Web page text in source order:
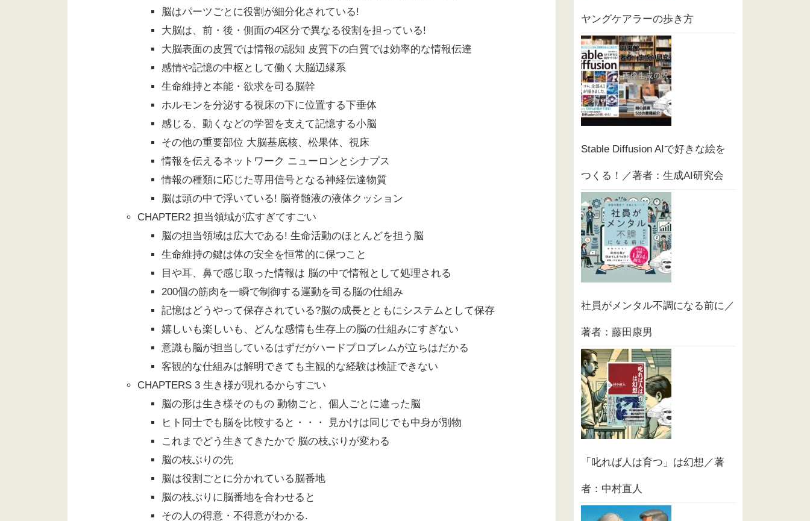
脳はパーツごとに役割が細分化されている!
大脳は、前・後・側面の4区分で異なる役割を担っている!
大脳表面の皮質では情報の認知 皮質下の白質では効率的な情報伝達
感情や記憶の中枢として働く大脳辺縁系
生命維持と本能・欲求を司る脳幹
ホルモンを分泌する視床の下に位置する下垂体
感じる、動くなどの学習を支えて記憶する小脳
その他の重要部位 大脳基底核、松果体、視床
情報を伝えるネットワーク ニューロンとシナプス
情報の種類に応じた専用信号となる神経伝達物質
脳は頭の中で浮いている! 脳脊髄液の液体クッション
CHAPTER2 担当領域が広すぎてすごい
脳の担当領域は広大である! 生命活動のほとんどを担う脳
生命維持の鍵は体の安全を恒常的に保つこと
目や耳、鼻で感じ取った情報は 脳の中で情報として処理される
200個の筋肉を一瞬で制御する運動を司る脳の仕組み
記憶はどうやって保存されている?脳の成長とともにシステムとして保存
嬉しいも楽しいも、どんな感情も生存上の脳の仕組みにすぎない
意識も脳が担当しているはずだがハードプロブレムが立ちはだかる
客観的な仕組みは解明できても主観的な経験は検証できない
CHAPTERS 3 生き様が現れるからすごい
脳の形は生き様そのもの 動物ごと、個人ごとに違った脳
ヒト同士でも脳を比較すると・・・ 見かけは同じでも中身が別物
これまでどう生きてきたかで 脳の枝ぶりが変わる
脳の枝ぶりの先
脳は役割ごとに分かれている脳番地
脳の枝ぶりに脳番地を合わせると
その人の得意・不得意がわかる.
ヤングケアラーの歩き方
Stable Diffusion AIで好きな絵を
つくる！／著者：生成AI研究会
社員がメンタル不調になる前に／
著者：藤田康男
「叱れば人は育つ」は幻想／著
者：中村直人